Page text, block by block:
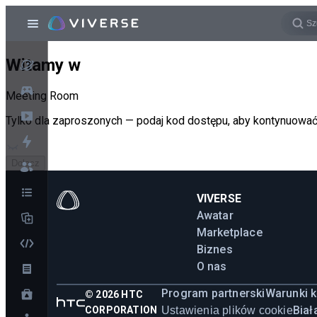
Witamy w
Meeting Room
Tylko dla zaproszonych — podaj kod dostępu, aby
Dołącz
VIVERSE
Awatar
Marketplace
Biznes
O nas
Program partnerskiWarunki
Ustawienia plików cookie
© 2026 HTC
CORPORATION